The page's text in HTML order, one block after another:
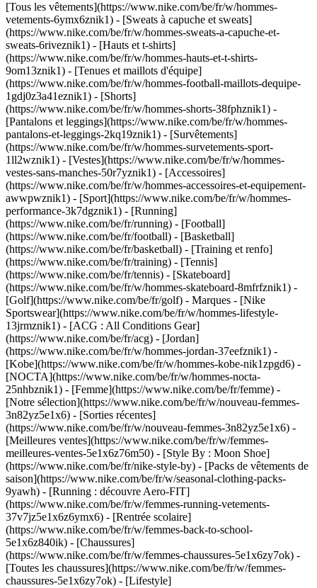
[Tous les vêtements](https://www.nike.com/be/fr/w/hommes-
vetements-6ymx6znik1) - [Sweats à capuche et sweats]
(https://www.nike.com/be/fr/w/hommes-sweats-a-capuche-et-
sweats-6riveznik1) - [Hauts et t-shirts]
(https://www.nike.com/be/fr/w/hommes-hauts-et-t-shirts-
9om13znik1) - [Tenues et maillots d'équipe]
(https://www.nike.com/be/fr/w/hommes-football-maillots-dequipe-
1gdj0z3a41eznik1) - [Shorts]
(https://www.nike.com/be/fr/w/hommes-shorts-38fphznik1) -
[Pantalons et leggings](https://www.nike.com/be/fr/w/hommes-
pantalons-et-leggings-2kq19znik1) - [Survêtements]
(https://www.nike.com/be/fr/w/hommes-survetements-sport-
1ll2wznik1) - [Vestes](https://www.nike.com/be/fr/w/hommes-
vestes-sans-manches-50r7yznik1) - [Accessoires]
(https://www.nike.com/be/fr/w/hommes-accessoires-et-equipement-
awwpwznik1) - [Sport](https://www.nike.com/be/fr/w/hommes-
performance-3k7dgznik1) - [Running]
(https://www.nike.com/be/fr/running) - [Football]
(https://www.nike.com/be/fr/football) - [Basketball]
(https://www.nike.com/be/fr/basketball) - [Training et renfo]
(https://www.nike.com/be/fr/training) - [Tennis]
(https://www.nike.com/be/fr/tennis) - [Skateboard]
(https://www.nike.com/be/fr/w/hommes-skateboard-8mfrfznik1) -
[Golf](https://www.nike.com/be/fr/golf) - Marques - [Nike
Sportswear](https://www.nike.com/be/fr/w/hommes-lifestyle-
13jrmznik1) - [ACG : All Conditions Gear]
(https://www.nike.com/be/fr/acg) - [Jordan]
(https://www.nike.com/be/fr/w/hommes-jordan-37eefznik1) -
[Kobe](https://www.nike.com/be/fr/w/hommes-kobe-nik1zpgd6) -
[NOCTA](https://www.nike.com/be/fr/w/hommes-nocta-
25nhbznik1) - [Femme](https://www.nike.com/be/fr/femme) -
[Notre sélection](https://www.nike.com/be/fr/w/nouveau-femmes-
3n82yz5e1x6) - [Sorties récentes]
(https://www.nike.com/be/fr/w/nouveau-femmes-3n82yz5e1x6) -
[Meilleures ventes](https://www.nike.com/be/fr/w/femmes-
meilleures-ventes-5e1x6z76m50) - [Style By : Moon Shoe]
(https://www.nike.com/be/fr/nike-style-by) - [Packs de vêtements de
saison](https://www.nike.com/be/fr/w/seasonal-clothing-packs-
9yawh) - [Running : découvre Aero-FIT]
(https://www.nike.com/be/fr/w/femmes-running-vetements-
37v7jz5e1x6z6ymx6) - [Rentrée scolaire]
(https://www.nike.com/be/fr/w/femmes-back-to-school-
5e1x6z840ik) - [Chaussures]
(https://www.nike.com/be/fr/w/femmes-chaussures-5e1x6zy7ok) -
[Toutes les chaussures](https://www.nike.com/be/fr/w/femmes-
chaussures-5e1x6zy7ok) - [Lifestyle]